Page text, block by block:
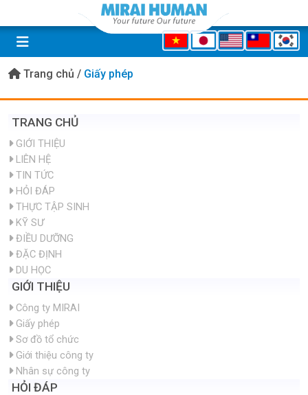
Trang chủ / Giấy phép
TRANG CHỦ
GIỚI THIỆU
LIÊN HỆ
TIN TỨC
HỎI ĐÁP
THỰC TẬP SINH
KỸ SƯ
ĐIỀU DƯỠNG
ĐẶC ĐỊNH
DU HỌC
GIỚI THIỆU
Công ty MIRAI
Giấy phép
Sơ đồ tổ chức
Giới thiệu công ty
Nhân sự công ty
HỎI ĐÁP